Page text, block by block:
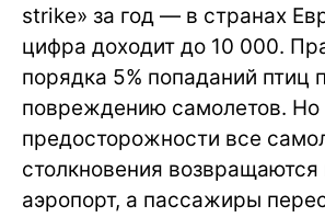
strike» за год — в странах
цифра доходит до 10 000.
порядка 5% попаданий птиц
повреждению самолетов. Но
предосторожности все
столкновения
аэропорт, а пассажиры